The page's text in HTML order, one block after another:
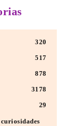
320
517
878
3178
29